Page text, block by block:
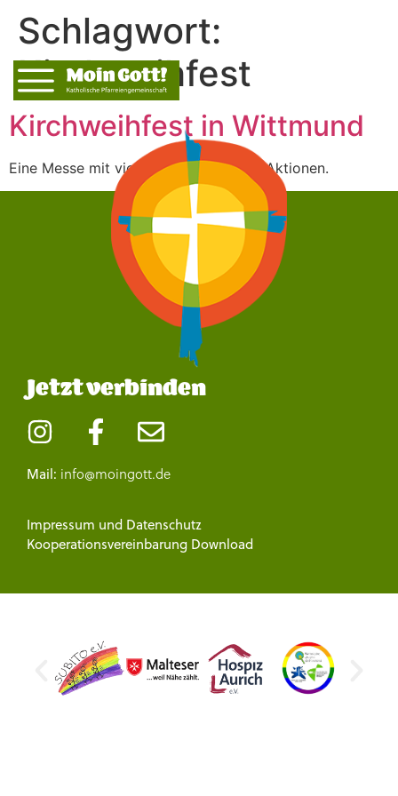
Schlagwort:
Kirchweihfest
Kirchweihfest in Wittmund
Eine Messe mit viel Abwechslung und Aktionen.
Jetzt verbinden
Mail: info@moingott.de
Impressum und Datenschutz
Kooperationsvereinbarung Download